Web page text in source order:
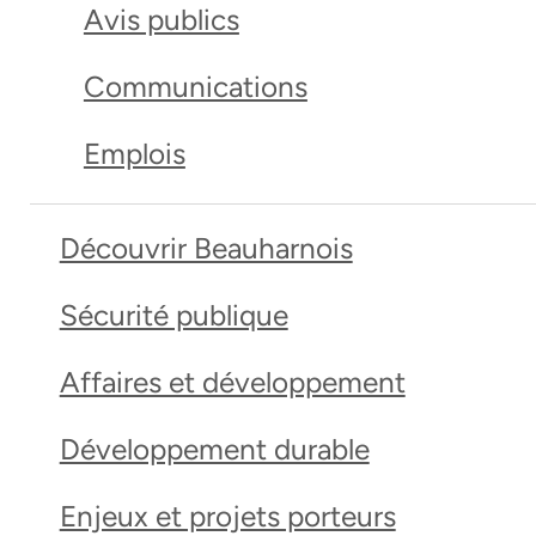
Avis publics
Communications
Emplois
Découvrir Beauharnois
Sécurité publique
Affaires et développement
Développement durable
Enjeux et projets porteurs